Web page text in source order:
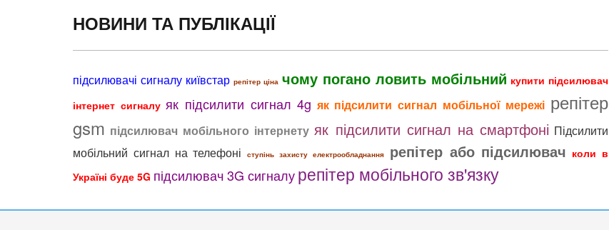
НОВИНИ ТА ПУБЛІКАЦІЇ
підсилювачі сигналу київстар репітер ціна чому погано ловить мобільний купити підсилювач
інтернет сигналу як підсилити сигнал 4g як підсилити сигнал мобільної мережі репітер
gsm підсилювач мобільного інтернету як підсилити сигнал на смартфоні Підсилити
мобільний сигнал на телефоні
ступінь захисту електрообладнання репітер або підсилювач коли в
Україні буде 5G підсилювач 3G сигналурепітер мобільного зв'язку